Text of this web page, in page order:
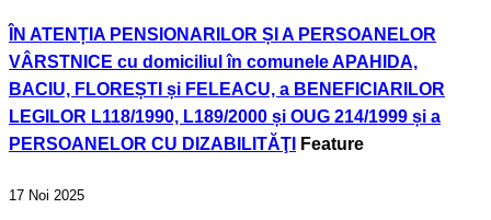
ÎN ATENȚIA PENSIONARILOR ȘI A PERSOANELOR
VÂRSTNICE cu domiciliul în comunele APAHIDA,
BACIU, FLOREȘTI și FELEACU, a BENEFICIARILOR
LEGILOR L118/1990, L189/2000 și OUG 214/1999 și a
PERSOANELOR CU DIZABILITĂŢI
Feature
17 Noi 2025